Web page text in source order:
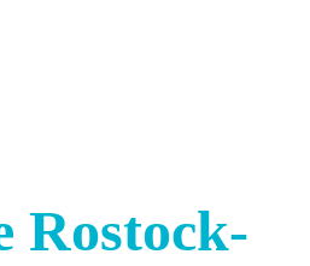
Rostock-